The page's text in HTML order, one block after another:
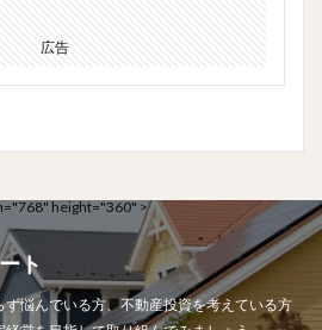
広告
height="360" >
ト
悩んでいる方、不動産投資を考えている方